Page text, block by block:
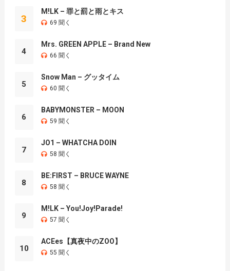
3
M!LK – 罪と罰と雨とキス
69 聞く
4
Mrs. GREEN APPLE – Brand New
66 聞く
5
Snow Man – グッタイム
60 聞く
6
BABYMONSTER – MOON
59 聞く
7
JO1 – WHATCHA DOIN
58 聞く
8
BE:FIRST – BRUCE WAYNE
58 聞く
9
M!LK – You!Joy!Parade!
57 聞く
10
ACEes【真夜中のZOO】
55 聞く